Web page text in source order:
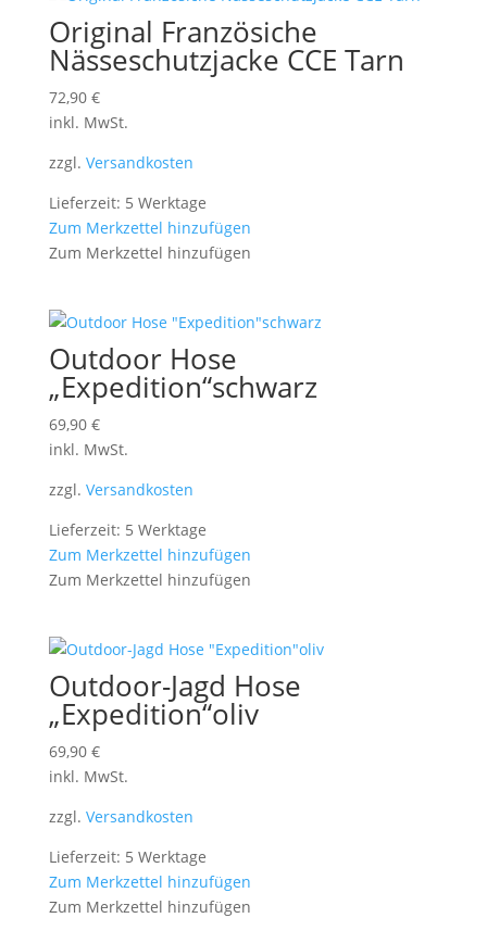
Original Französiche
Nässeschutzjacke CCE Tarn
72,90 €
inkl. MwSt.
zzgl. Versandkosten
Lieferzeit: 5 Werktage
Zum Merkzettel hinzufügen
Zum Merkzettel hinzufügen
Outdoor Hose
„Expedition“schwarz
69,90 €
inkl. MwSt.
zzgl. Versandkosten
Lieferzeit: 5 Werktage
Zum Merkzettel hinzufügen
Zum Merkzettel hinzufügen
Outdoor-Jagd Hose
„Expedition“oliv
69,90 €
inkl. MwSt.
zzgl. Versandkosten
Lieferzeit: 5 Werktage
Zum Merkzettel hinzufügen
Zum Merkzettel hinzufügen